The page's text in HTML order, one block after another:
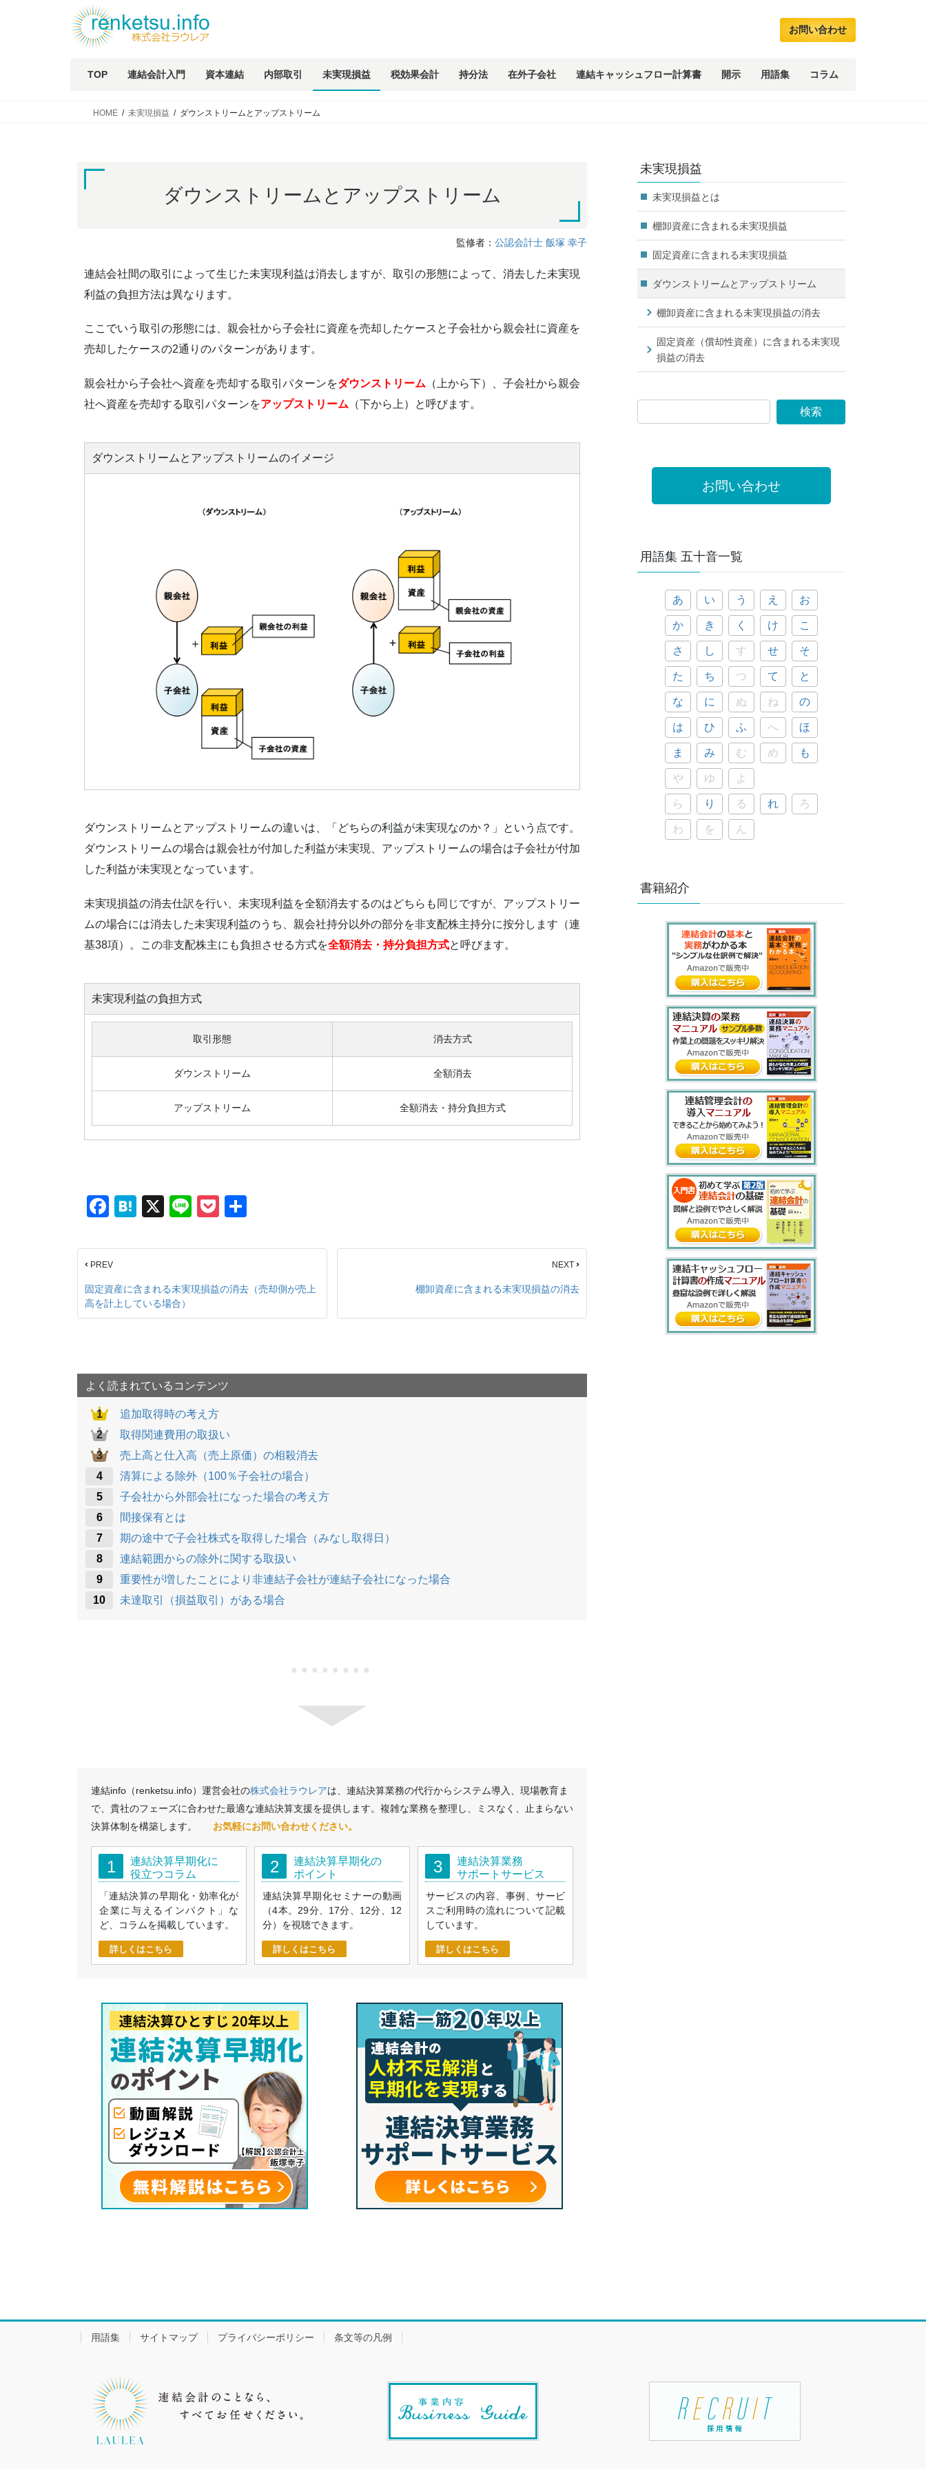
お問い合わせ
TOP 連結会計入門 資本連結 内部取引 未実現損益 税効果会計 持分法 在外子会社 連結キャッシュフロー計算書 開示 用語集 コラム
HOME 未実現損益 ダウンストリームとアップストリーム
ダウンストリームとアップストリーム
監修者： 公認会計士 飯塚 幸子
連結会社間の取引によって生じた未実現利益は消去しますが、取引の形態によって、消去した未実現
利益の負担方法は異なります。
ここでいう取引の形態には、親会社から子会社に資産を売却したケースと子会社から親会社に資産を
売却したケースの2通りのパターンがあります。
親会社から子会社へ資産を売却する取引パターンをダウンストリーム （上から下）、子会社から親会
社へ資産を売却する取引パターンをアップストリーム （下から上）と呼びます。
ダウンストリームとアップストリームのイメージ
ダウンストリームとアップストリームの違いは、「どちらの利益が未実現なのか？」という点です。
ダウンストリームの場合は親会社が付加した利益が未実現、アップストリームの場合は子会社が付加
した利益が未実現となっています。
未実現損益の消去仕訳を行い、未実現利益を全額消去するのはどちらも同じですが、アップストリー
ムの場合には消去した未実現利益のうち、親会社持分以外の部分を非支配株主持分に按分します（連
基38項）。この非支配株主にも負担させる方式を全額消去・持分負担方式と呼びます。
未実現利益の負担方式
取引形態 消去方式
ダウンストリーム 全額消去
アップストリーム 全額消去・持分負担方式
F
c
e
b
o
H
e
a
X
Li
e
P
ck
‹ PREV
固定資産に含まれる未実現損益の消去（売却側が売上
高を計上している場合）
NEXT ›
棚卸資産に含まれる未実現損益の消去
よく読まれているコンテンツ
追加取得時の考え方
取得関連費用の取扱い
売上高と仕入高（売上原価）の相殺消去
清算による除外（100％子会社の場合）
子会社から外部会社になった場合の考え方
間接保有とは
期の途中で子会社株式を取得した場合（みなし取得日）
連結範囲からの除外に関する取扱い
重要性が増したことにより非連結子会社が連結子会社になった場合
未達取引（損益取引）がある場合
●●●●●●●●
連結info（renketsu.info）運営会社の株式会社ラウレアは、連結決算業務の代行からシステム導入、現場教育ま
で、貴社のフェーズに合わせた最適な連結決算支援を提供します。複雑な業務を整理し、ミスなく、止まらない
決算体制を構築します。
お気軽にお問い合わせください。
1
連結決算早期化に
役立つコラム
「連結決算の早期化・効率化が
企業に与えるインパクト」な
ど、コラムを掲載しています。
詳しくはこちら
2
連結決算早期化の
ポイント
連結決算早期化セミナーの動画
（4本。29分、17分、12分、12
分）を視聴できます。
詳しくはこちら
3
連結決算業務
サポートサービス
サービスの内容、事例、サービ
スご利用時の流れについて記載
しています。
詳しくはこちら
未実現損益
未実現損益とは
棚卸資産に含まれる未実現損益
固定資産に含まれる未実現損益
ダウンストリームとアップストリーム
棚卸資産に含まれる未実現損益の消去
固定資産（償却性資産）に含まれる未実現
損益の消去
お問い合わせ
用語集 五十音一覧
あ い う え お
か き く け こ
さ し す せ そ
た ち つ て と
な に ぬ ね の
は ひ ふ へ ほ
ま み む め も
や ゆ よ
ら り る れ ろ
わ を ん
書籍紹介
用語集 サイトマップ プライバシーポリシー 条文等の凡例